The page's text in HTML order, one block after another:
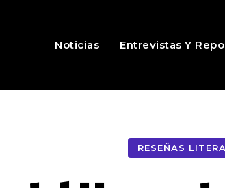
Noticias Entrevistas Y
RESEÑAS